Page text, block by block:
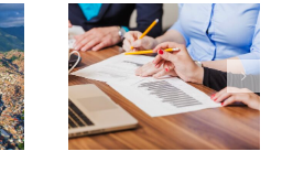
jurisprudenciales y
comentarios a la
Ley Orgánica de
Coordinación y
Armonización de las
potestades
tributarias de los